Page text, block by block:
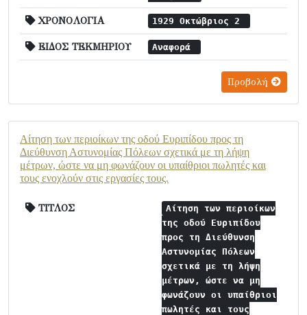
ΧΡΟΝΟΛΟΓΙΑ 1929 Οκτώβριος 2
ΕΙΔΟΣ ΤΕΚΜΗΡΙΟΥ Αναφορά
Προβολή
Αίτηση των περιοίκων της οδού Ευριπίδου προς τη
Διεύθυνση Αστυνομίας Πόλεων σχετικά με τη λήψη
μέτρων, ώστε να μη φωνάζουν οι υπαίθριοι πωλητές και
τους ενοχλούν στις εργασίες τους.
ΤΙΤΛΟΣ
Αίτηση των περιοίκων
της οδού Ευριπίδου
προς τη Διεύθυνση
Αστυνομίας Πόλεων
σχετικά με τη λήψη
μέτρων, ώστε να μη
φωνάζουν οι υπαίθριοι
πωλητές και τους